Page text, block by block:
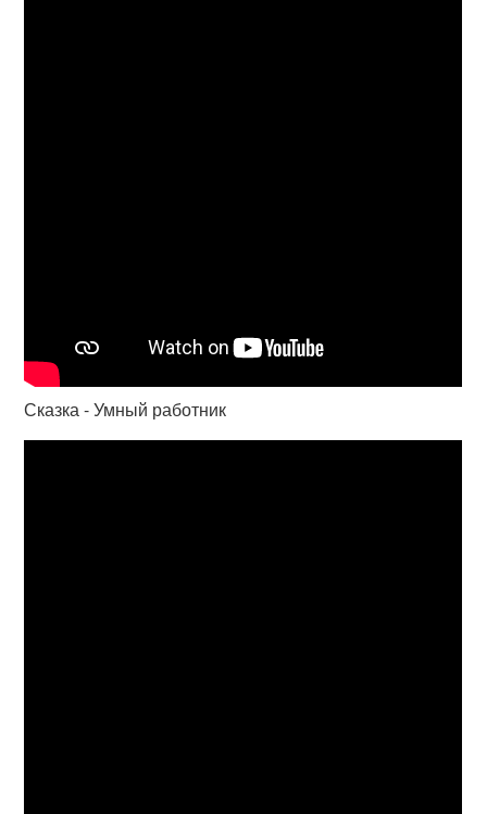
Сказка - Умный работник